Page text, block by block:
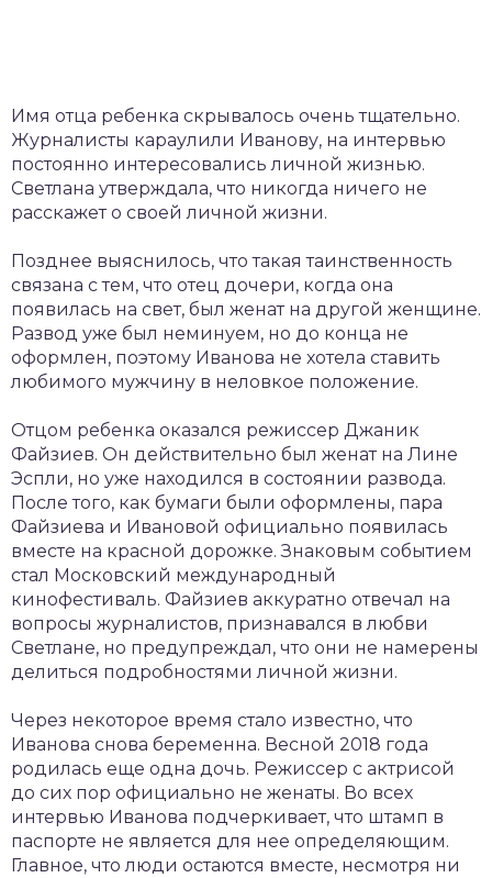
Имя отца ребенка скрывалось очень тщательно.
Журналисты караулили Иванову, на интервью
постоянно интересовались личной жизнью.
Светлана утверждала, что никогда ничего не
расскажет о своей личной жизни.
Позднее выяснилось, что такая таинственность
связана с тем, что отец дочери, когда она
появилась на свет, был женат на другой женщине.
Развод уже был неминуем, но до конца не
оформлен, поэтому Иванова не хотела ставить
любимого мужчину в неловкое положение.
Отцом ребенка оказался режиссер Джаник
Файзиев. Он действительно был женат на Лине
Эспли, но уже находился в состоянии развода.
После того, как бумаги были оформлены, пара
Файзиева и Ивановой официально появилась
вместе на красной дорожке. Знаковым событием
стал Московский международный
кинофестиваль. Файзиев аккуратно отвечал на
вопросы журналистов, признавался в любви
Светлане, но предупреждал, что они не намерены
делиться подробностями личной жизни.
Через некоторое время стало известно, что
Иванова снова беременна. Весной 2018 года
родилась еще одна дочь. Режиссер с актрисой
до сих пор официально не женаты. Во всех
интервью Иванова подчеркивает, что штамп в
паспорте не является для нее определяющим.
Главное, что люди остаются вместе, несмотря ни